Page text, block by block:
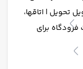
تحویل | اتاقها،
برای